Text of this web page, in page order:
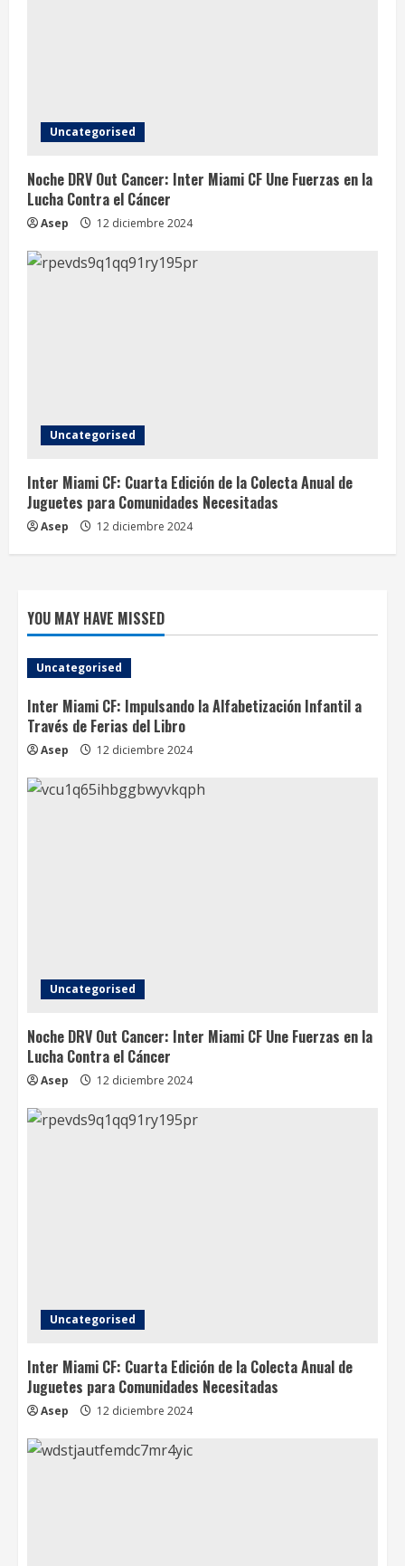
Uncategorised
Noche DRV Out Cancer: Inter Miami CF Une Fuerzas en la
Lucha Contra el Cáncer
Asep 12 diciembre 2024
Uncategorised
Inter Miami CF: Cuarta Edición de la Colecta Anual de
Juguetes para Comunidades Necesitadas
Asep 12 diciembre 2024
YOU MAY HAVE MISSED
Uncategorised
Inter Miami CF: Impulsando la Alfabetización Infantil a
Través de Ferias del Libro
Asep 12 diciembre 2024
Uncategorised
Noche DRV Out Cancer: Inter Miami CF Une Fuerzas en la
Lucha Contra el Cáncer
Asep 12 diciembre 2024
Uncategorised
Inter Miami CF: Cuarta Edición de la Colecta Anual de
Juguetes para Comunidades Necesitadas
Asep 12 diciembre 2024